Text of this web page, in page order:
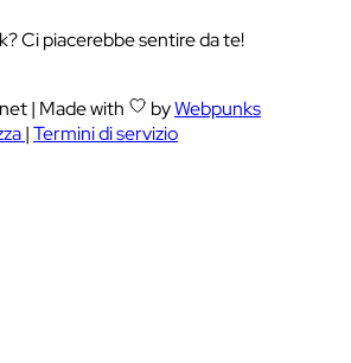
Ci piacerebbe sentire da te!
| Made with byWebpunks
|Termini di servizio